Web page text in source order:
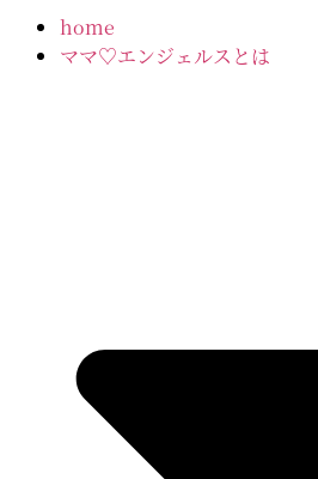
home
ママ♡エンジェルスとは